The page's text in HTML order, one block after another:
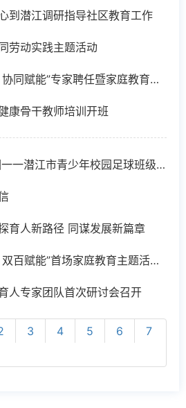
到潜江调研指导社区教育工作
劳动实践主题活动
潜江：“潜心育童・协同赋能”专家聘任暨家庭教育讲座成功举办
康骨干教师培训开班
绿茵逐梦 足耀校园一一潜江市青少年校园足球班级联赛风采录
育人新路径 同谋发展新篇章
潜江市“潜心育童・双百赋能”首场家庭教育主题活动顺利举行
人专家团队首次研讨会召开
3 4 5 6
7